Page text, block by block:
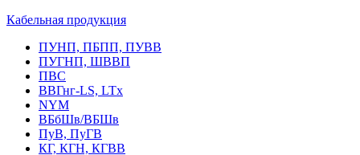
Кабельная продукция
ПУНП, ПБПП, ПУВВ
ПУГНП, ШВВП
ПВС
ВВГнг-LS, LTx
NYM
ВБбШв/ВБШв
ПуВ, ПуГВ
КГ, КГН, КГВВ